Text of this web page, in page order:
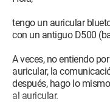
tengo un auricular
con un antiguo D500
A veces, no entiendo
auricular, la
después, hago lo
al auricular.